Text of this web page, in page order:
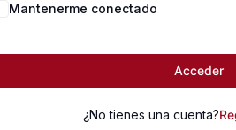
Mantenerme conectado
Acceder
¿No tienes una cuenta?